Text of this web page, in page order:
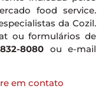
food service.
da Cozil.
ou formulários de
8080 ou e-mail
em contato